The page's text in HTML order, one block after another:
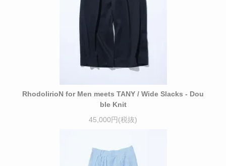
RhodolirioN for Men meets TANY / Wide Slacks - Dou
ble Knit
45,000円(税抜)